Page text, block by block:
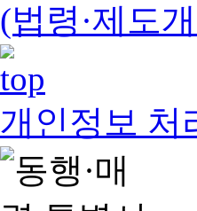
(법령·제도
개인정보 처